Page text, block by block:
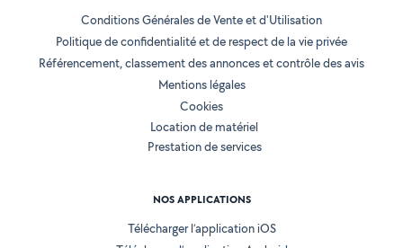
Conditions Générales de Vente et d'Utilisation
Politique de confidentialité et de respect de la vie privée
Référencement, classement des annonces et contrôle des avis
Mentions légales
Cookies
Location de matériel
Prestation de services
NOS APPLICATIONS
Télécharger l’application iOS